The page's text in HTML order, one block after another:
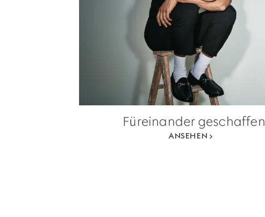
Füreinander geschaffen
ANSEHEN